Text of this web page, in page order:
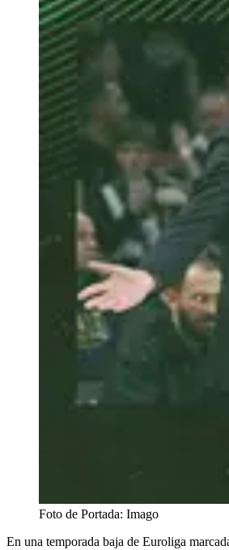
Foto de Portada: Imago
En una temporada baja de Euroliga